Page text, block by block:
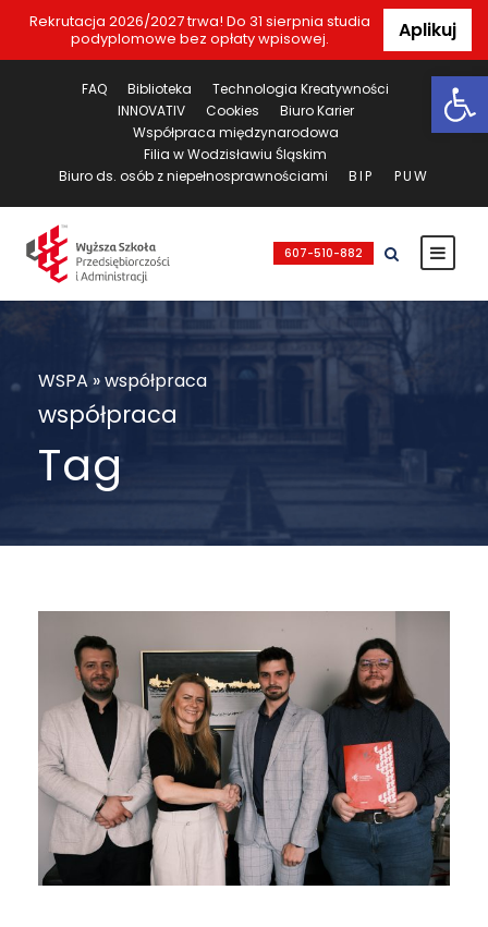
Rekrutacja 2026/2027 trwa! Do 31 sierpnia studia
podyplomowe bez opłaty wpisowej.
Aplikuj
FAQ Biblioteka
Technologia Kreatywności
INNOVATIV
Cookies
Biuro Karier
Współpraca międzynarodowa
Filia w Wodzisławiu Śląskim
Biuro ds. osób z niepełnosprawnościami
BIP PUW
607-510-882
WSPA »współpraca
współpraca
Tag